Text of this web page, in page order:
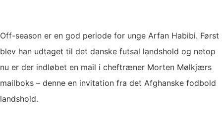
Off-season er en god periode for unge Arfan Habibi. Først
blev han udtaget til det danske futsal landshold og netop
nu er der indløbet en mail i cheftræner Morten Mølkjærs
mailboks – denne en invitation fra det Afghanske fodbold
landshold.